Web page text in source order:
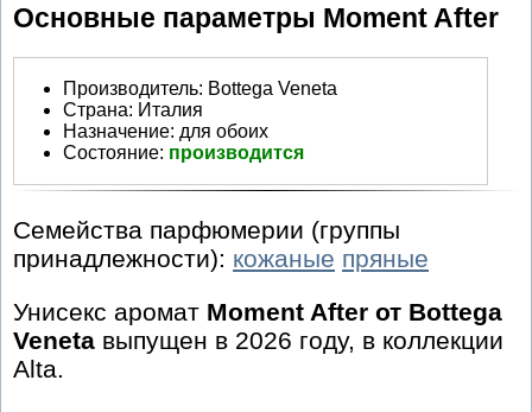
Основные параметры Moment After
Производитель: Bottega Veneta
Страна: Италия
Назначение: для обоих
Состояние: производится
Семейства парфюмерии (группы
принадлежности): кожаные пряные
Унисекс аромат Moment After от Bottega
Veneta выпущен в 2026 году, в коллекции
Alta.